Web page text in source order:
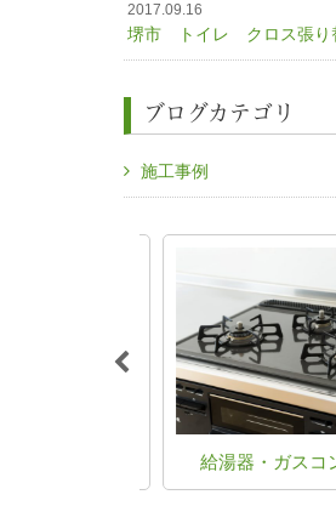
2017.09.16
堺市 トイレ クロス張り
ブログカテゴリ
施工事例
給湯器・ガスコン